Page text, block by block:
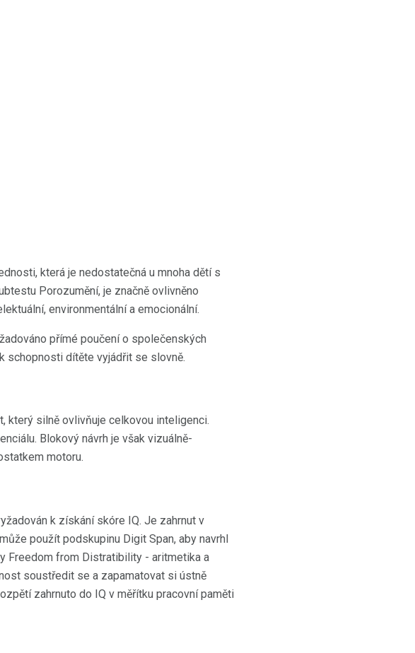
která je nedostatečná u mnoha dětí s
Porozumění, je značně ovlivněno
environmentální a emocionální.
přímé poučení o společenských
schopnosti dítěte vyjádřit se slovně.
který silně ovlivňuje celkovou inteligenci.
Blokový návrh je však vizuálně-
motoru.
k získání skóre IQ. Je zahrnut v
použít podskupinu Digit Span, aby navrhl
Freedom from Distratibility - aritmetika a
soustředit se a zapamatovat si ústně
zahrnuto do IQ v měřítku pracovní paměti